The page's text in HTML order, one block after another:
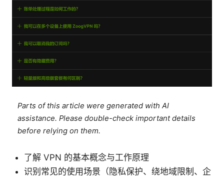
Parts of this article were generated with AI
assistance. Please double-check important details
before relying on them.
了解 VPN 的基本概念与工作原理
识别常见的使用场景（隐私保护、绕地域限制、企